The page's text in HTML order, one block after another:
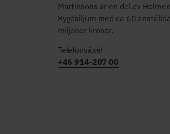
Martinsons är en del av
Bygdsiljum med ca 60
miljoner kronor.
Telefonväxel
+46 914-207 00